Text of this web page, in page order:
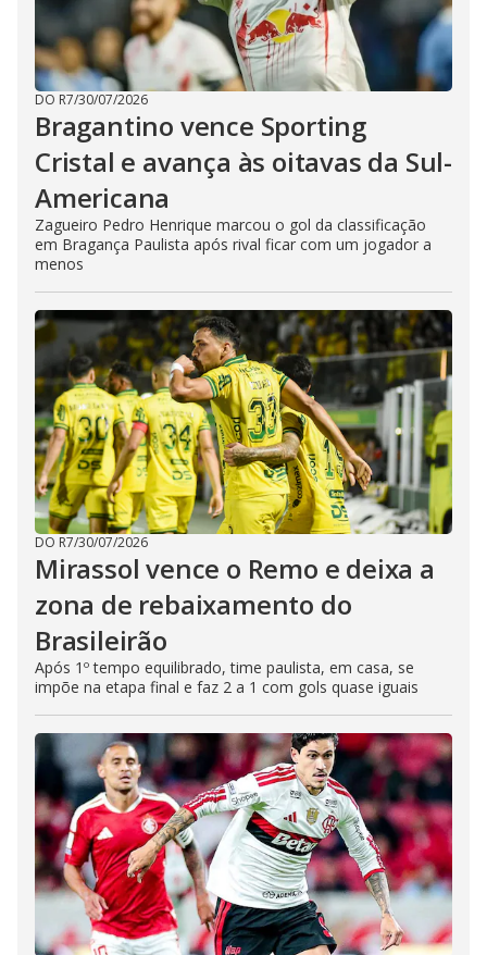
DO R7/30/07/2026
Bragantino vence Sporting
Cristal e avança às oitavas da Sul-
Americana
Zagueiro Pedro Henrique marcou o gol da classificação
em Bragança Paulista após rival ficar com um jogador a
menos
DO R7/30/07/2026
Mirassol vence o Remo e deixa a
zona de rebaixamento do
Brasileirão
Após 1º tempo equilibrado, time paulista, em casa, se
impõe na etapa final e faz 2 a 1 com gols quase iguais